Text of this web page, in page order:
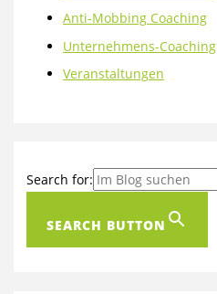
Anti-Mobbing Coaching
Unternehmens-Coaching
Veranstaltungen
Search for:
SEARCH BUTTON